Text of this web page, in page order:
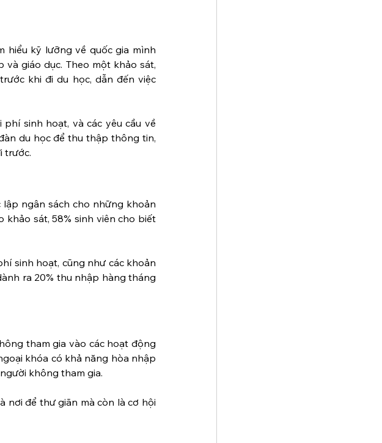
hiểu kỹ lưỡng về quốc gia mình
giáo dục. Theo một khảo sát,
khi đi du học, dẫn đến việc
sinh hoạt, và các yêu cầu về
du học để thu thập thông tin,
trước.
ngân sách cho những khoản
khảo sát, 58% sinh viên cho biết
sinh hoạt, cũng như các khoản
ra 20% thu nhập hàng tháng
tham gia vào các hoạt động
khóa có khả năng hòa nhập
không tham gia.
nơi để thư giãn mà còn là cơ hội